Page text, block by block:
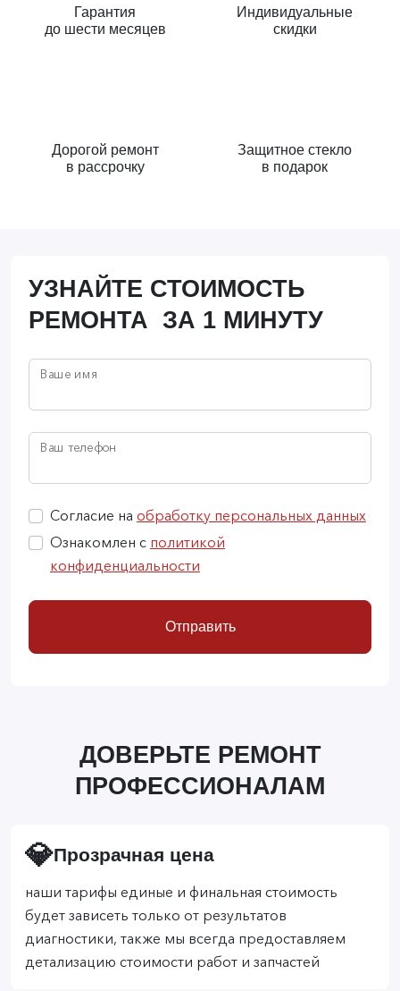
Гарантия
до шести месяцев
Индивидуальные
скидки
Дорогой ремонт
в рассрочку
Защитное стекло
в подарок
УЗНАЙТЕ СТОИМОСТЬ
РЕМОНТА ЗА 1 МИНУТУ
Ваше имя
Ваш телефон
Согласие на обработку персональных данных
Ознакомлен с политикой
конфиденциальности
Отправить
ДОВЕРЬТЕ РЕМОНТ
ПРОФЕССИОНАЛАМ
💎Прозрачная цена
наши тарифы единые и финальная стоимость
будет зависеть только от результатов
диагностики, также мы всегда предоставляем
детализацию стоимости работ и запчастей